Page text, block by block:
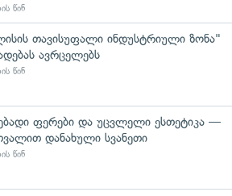
წინ
თავისუფალი ინდუსტრიული ზონა"
ავრცელებს
წინ
ფერები და უცვლელი ესთეტიკა —
დანახული სვანეთი
წინ